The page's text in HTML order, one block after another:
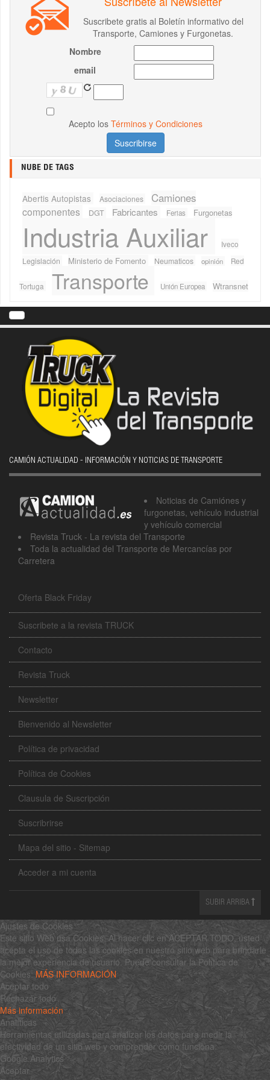
Suscribete gratis al Boletín informativo del
Transporte, Camiones y Furgonetas.
Nombre
email
Acepto los Términos y Condiciones
NUBE DE TAGS
Abertis Autopistas Asociaciones Camiones
componentes DGT Fabricantes Ferias Furgonetas
Industria Auxiliar
Iveco
Legislación
Ministerio de Fomento Neumaticos opinión Red
Tortuga Transporte Unión Europea Wtransnet
CAMIÓN ACTUALIDAD - INFORMACIÓN Y NOTICIAS DE TRANSPORTE
Noticias de Camiónes y
furgonetas, vehículo industrial
y vehículo comercial
Revista Truck - La revista del Transporte
Toda la actualidad del Transporte de Mercancías por
Carretera
Oferta Black Friday
Suscribete a la revista TRUCK
Contacto
Revista Truck
Newsletter
Bienvenido al Newsletter
Política de privacidad
Política de Cookies
Clausula de Suscripción
Suscribrirse
Mapa del sitio - Sitemap
Acceder a mi cuenta
SUBIR ARRIBA
Ajustes de Cookies
Este sitio Web usa Cookies. Al hacer clic en ACEPTAR TODO, usted
acepta el uso de todas las cookies en nuestro sitio web para brindarle
la mejor experiencia de usuario. Puede consultar la Política de
Cookies:MÁS INFORMACIÓN
Aceptar todo
Rechazar todo
Más información
Analíticas
Herramientas utilizadas para analizar los datos para medir la
efectividad de un sitio web y comprender cómo funciona.
Google Analytics
Aceptar